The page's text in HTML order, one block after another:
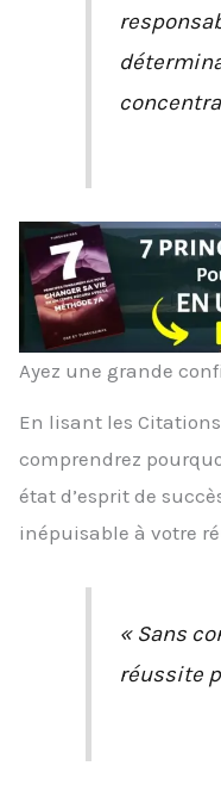
Ayez une grande
En lisant les
comprendrez
état d’esprit de
inépuisable à votre
« Sans
réussite